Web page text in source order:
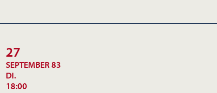
27
SEPTEMBER 83
DI.
18:00